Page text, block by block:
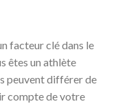
facteur clé dans le
êtes un athlète
peuvent différer de
compte de votre